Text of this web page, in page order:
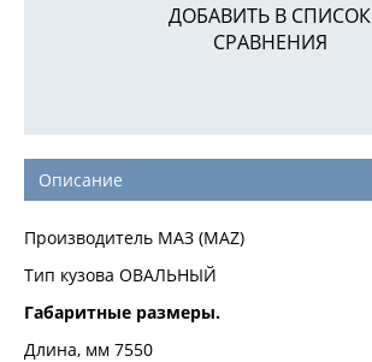
ДОБАВИТЬ В СПИСОК
СРАВНЕНИЯ
Описание
Производитель МАЗ (MAZ)
Тип кузова ОВАЛЬНЫЙ
Габаритные размеры.
Длина, мм 7550